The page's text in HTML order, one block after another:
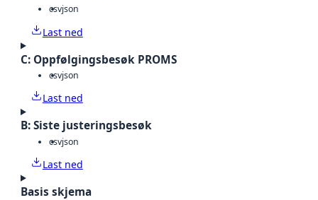
csvjson
Last ned
C: Oppfølgingsbesøk PROMS
csvjson
Last ned
B: Siste justeringsbesøk
csvjson
Last ned
Basis skjema